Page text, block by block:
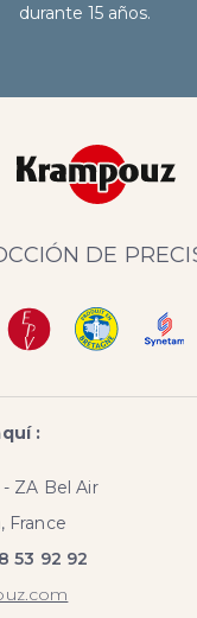
durante 15 años.
DE
:
ZA Bel Air
France
53 92 92